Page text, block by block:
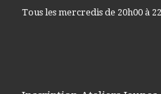
Tous les mercredis de 20h00 à